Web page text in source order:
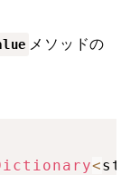
メソッドの
<